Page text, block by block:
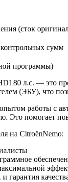
(сток
сумм
программы)
80 л.с. — это
(ЭБУ), что
работы с
Это помогает
на CitroënNemo:
гарантия